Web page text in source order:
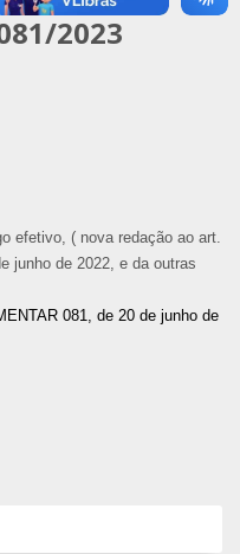
2023
efetivo, ( nova redação ao art.
junho de 2022, e da outras
081, de 20 de junho de